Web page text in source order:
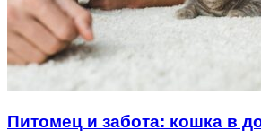
Питомец и забота: кошка в